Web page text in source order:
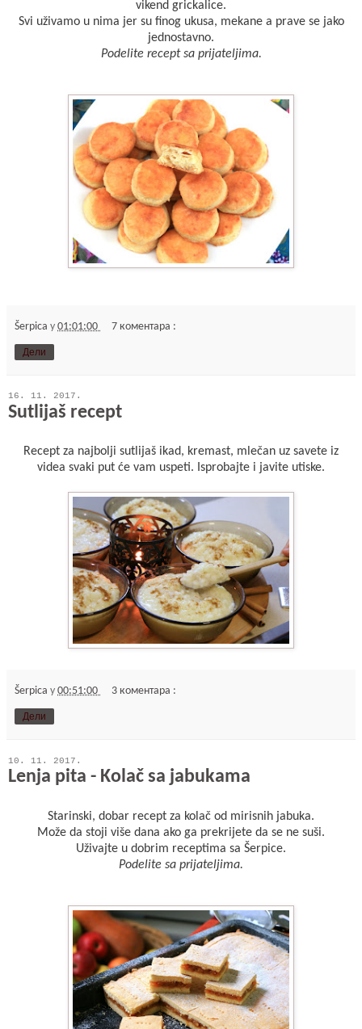
vikend grickalice.
Svi uživamo u nima jer su finog ukusa, mekane a prave se jako
jednostavno.
Podelite recept sa prijateljima.
Šerpica у 01:01:00 7 коментара :
Дели
16. 11. 2017.
Sutlijaš recept
Recept za najbolji sutlijaš ikad, kremast, mlečan uz savete iz
videa svaki put će vam uspeti. Isprobajte i javite utiske.
Šerpica у 00:51:00 3 коментара :
Дели
10. 11. 2017.
Lenja pita - Kolač sa jabukama
Starinski, dobar recept za kolač od mirisnih jabuka.
Može da stoji više dana ako ga prekrijete da se ne suši.
Uživajte u dobrim receptima sa Šerpice.
Podelite sa prijateljima.